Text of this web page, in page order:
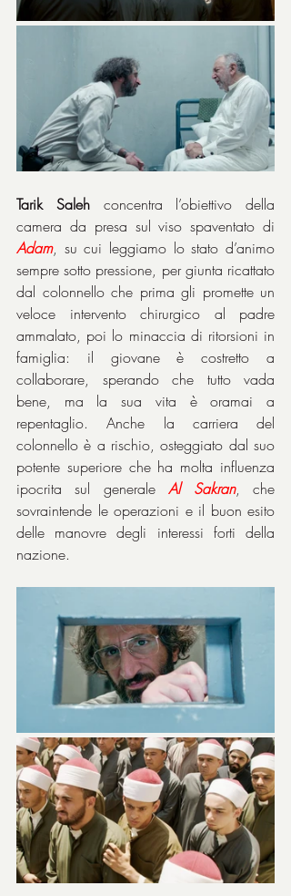
Tarik Saleh concentra l’obiettivo della
Adam, su cui leggiamo lo stato d’animo
sempre sotto pressione, per giunta ricattato
dal colonnello che prima gli promette un
veloce intervento chirurgico al padre
ammalato, poi lo minaccia di ritorsioni in
famiglia: il giovane è costretto a
collaborare, sperando che tutto vada
bene, ma la sua vita è oramai a
repentaglio. Anche la carriera del
colonnello è a rischio, osteggiato dal suo
potente superiore che ha molta influenza
ipocrita sul generale Al Sakran, che
sovraintende le operazioni e il buon esito
delle manovre degli interessi forti della
nazione.